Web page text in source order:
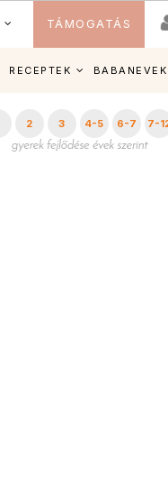
TÁMOGATÁS
RECEPTEK BABANEVEK
2 3 4-5 6-7 7-